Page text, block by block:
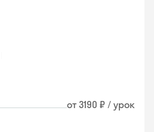
от 3190 ₽ / урок